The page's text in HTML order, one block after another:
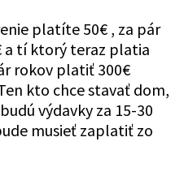
platíte 50€ , za pár
a tí ktorý teraz platia
rokov platiť 300€
kto chce stavať dom,
výdavky za 15-30
musieť zaplatiť zo